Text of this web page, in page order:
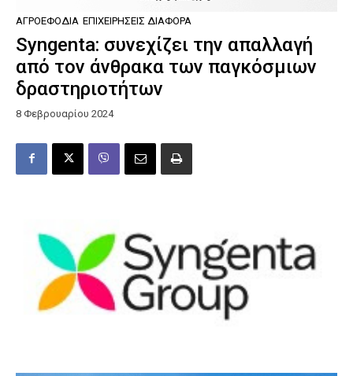
ΑΓΡΟΕΦΌΔΙΑ ΕΠΙΧΕΙΡΉΣΕΙΣ ΔΙΆΦΟΡΑ
Syngenta: συνεχίζει την απαλλαγή
από τον άνθρακα των παγκόσμιων
δραστηριοτήτων
8 Φεβρουαρίου 2024